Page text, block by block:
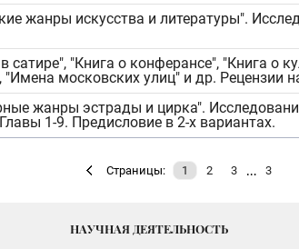
жанры искусства и литературы".
сатире", "Книга о конферансе", "Книга о
"Имена московских улиц" и др. Рецензии
жанры эстрады и цирка".
1-9. Предисловие в 2-х вариантах.
Страницы: 1 2 3 … 3
НАУЧНАЯ ДЕЯТЕЛЬНОСТЬ